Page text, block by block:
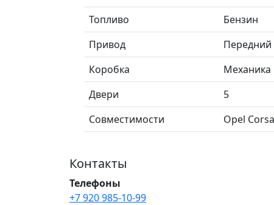
Топливо
Бензин
Привод
Передний
Коробка
Механика
Двери
5
Совместимости
Opel
Контакты
Телефоны
+7 920 985-10-99